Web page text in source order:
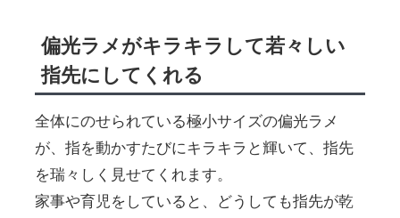
偏光ラメがキラキラして若々しい
指先にしてくれる
全体にのせられている極小サイズの偏光ラメ
が、指を動かすたびにキラキラと輝いて、指先
を瑞々しく見せてくれます。
家事や育児をしていると、どうしても指先が乾